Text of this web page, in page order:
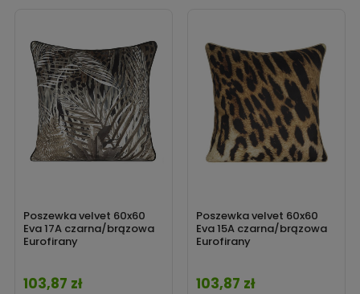
Poszewka velvet 60x60
Eva 17A czarna/brązowa
Eurofirany
Cena
103,87 zł
Poszewka velvet 60x60
Eva 15A czarna/brązowa
Eurofirany
Cena
103,87 zł